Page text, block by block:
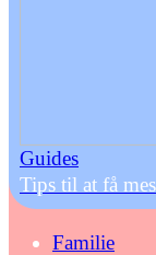
Guides
Tips til at få
Familie